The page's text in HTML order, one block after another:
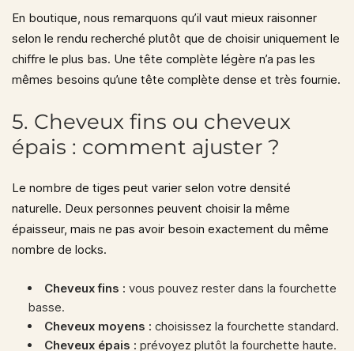
En boutique, nous remarquons qu’il vaut mieux raisonner
selon le rendu recherché plutôt que de choisir uniquement le
chiffre le plus bas. Une tête complète légère n’a pas les
mêmes besoins qu’une tête complète dense et très fournie.
5. Cheveux fins ou cheveux
épais : comment ajuster ?
Le nombre de tiges peut varier selon votre densité
naturelle. Deux personnes peuvent choisir la même
épaisseur, mais ne pas avoir besoin exactement du même
nombre de locks.
Cheveux fins : vous pouvez rester dans la fourchette
basse.
Cheveux moyens : choisissez la fourchette standard.
Cheveux épais : prévoyez plutôt la fourchette haute.